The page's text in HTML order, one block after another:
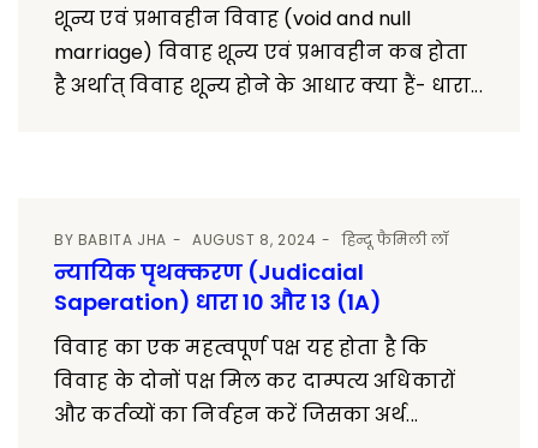
शून्य एवं प्रभावहीन विवाह (void and null
marriage) विवाह शून्य एवं प्रभावहीन कब होता
है अर्थात् विवाह शून्य होने के आधार क्या हैं- धारा...
BY BABITA JHA AUGUST 8, 2024 हिन्दू फैमिली लॉ
न्यायिक पृथक्करण (Judicaial
Saperation) धारा 10 और 13 (1A)
विवाह का एक महत्वपूर्ण पक्ष यह होता है कि
विवाह के दोनों पक्ष मिल कर दाम्पत्य अधिकारों
और कर्तव्यों का निर्वहन करें जिसका अर्थ...